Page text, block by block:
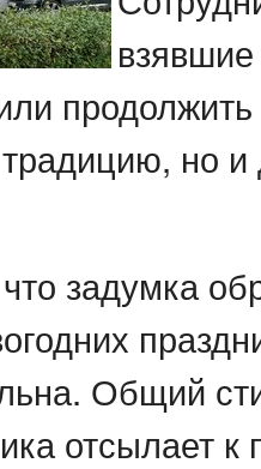
продолжить
но и
задумка
Общий
отсылает